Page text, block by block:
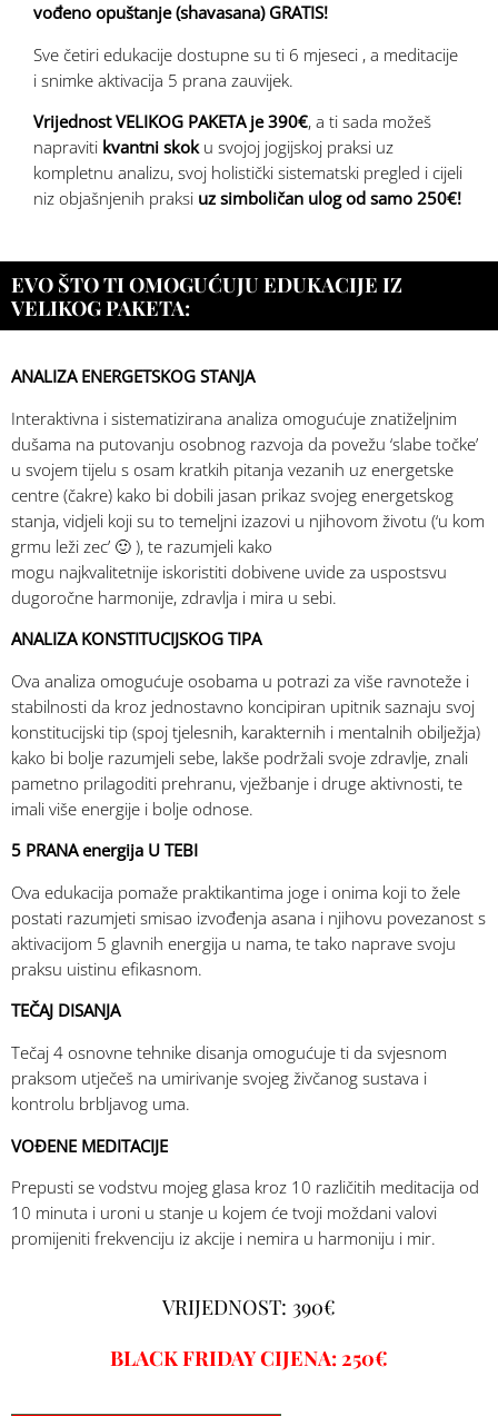
vođeno opuštanje (shavasana) GRATIS!
Sve četiri edukacije dostupne su ti 6 mjeseci , a meditacije
i snimke aktivacija 5 prana zauvijek.
Vrijednost VELIKOG PAKETA je 390€, a ti sada možeš
napraviti kvantni skoku svojoj jogijskoj praksi uz
kompletnu analizu, svoj holistički sistematski pregled i cijeli
niz objašnjenih praksi uz simboličan ulog od samo 250€!
EVO ŠTO TI OMOGUĆUJU EDUKACIJE IZ
VELIKOG PAKETA:
ANALIZA ENERGETSKOG STANJA
Interaktivna i sistematizirana analiza omogućuje znatiželjnim
dušama na putovanju osobnog razvoja da povežu ‘slabe točke’
u svojem tijelu s osam kratkih pitanja vezanih uz energetske
centre (čakre) kako bi dobili jasan prikaz svojeg energetskog
stanja, vidjeli koji su to temeljni izazovi u njihovom životu (‘u kom
grmu leži zec’ 🙂 ), te razumjeli kako
mogu najkvalitetnije iskoristiti dobivene uvide za uspostsvu
dugoročne harmonije, zdravlja i mira u sebi.
ANALIZA KONSTITUCIJSKOG TIPA
Ova analiza omogućuje osobama u potrazi za više ravnoteže i
stabilnosti da kroz jednostavno koncipiran upitnik saznaju svoj
konstitucijski tip (spoj tjelesnih, karakternih i mentalnih obilježja)
kako bi bolje razumjeli sebe, lakše podržali svoje zdravlje, znali
pametno prilagoditi prehranu, vježbanje i druge aktivnosti, te
imali više energije i bolje odnose.
5 PRANA energija U TEBI
Ova edukacija pomaže praktikantima joge i onima koji to žele
postati razumjeti smisao izvođenja asana i njihovu povezanost s
aktivacijom 5 glavnih energija u nama, te tako naprave svoju
praksu uistinu efikasnom.
TEČAJ DISANJA
Tečaj 4 osnovne tehnike disanja omogućuje ti da svjesnom
praksom utječeš na umirivanje svojeg živčanog sustava i
kontrolu brbljavog uma.
VOĐENE MEDITACIJE
Prepusti se vodstvu mojeg glasa kroz 10 različitih meditacija od
10 minuta i uroni u stanje u kojem će tvoji moždani valovi
promijeniti frekvenciju iz akcije i nemira u harmoniju i mir.
VRIJEDNOST: 390€
BLACK FRIDAY CIJENA: 250€